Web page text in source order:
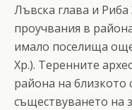
Лъвска глава и
проучвания в
имало поселища
Хр.). Теренните
района на близкото
съществуването на